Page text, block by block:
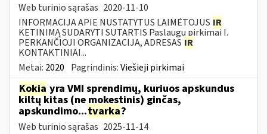
Web turinio sąrašas 2020-11-10
INFORMACIJA APIE NUSTATYTUS LAIMĖTOJUS IR
KETINIMĄ SUDARYTI SUTARTIS Paslaugų pirkimai I.
PERKANČIOJI ORGANIZACIJA, ADRESAS IR
KONTAKTINIAI...
Metai: 2020 Pagrindinis:Viešieji pirkimai
Kokia yra VMI sprendimų, kuriuos apskundus
kiltų kitas (ne mokestinis) ginčas,
apskundimo...tvarka?
Web turinio sąrašas 2025-11-14